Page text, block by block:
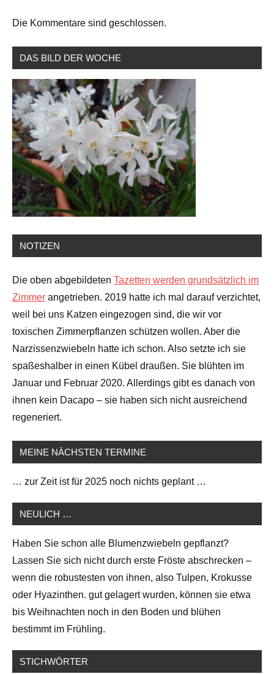
Die Kommentare sind geschlossen.
DAS BILD DER WOCHE
NOTIZEN
Die oben abgebildeten Tazetten werden grundsätzlich im
Zimmer angetrieben. 2019 hatte ich mal darauf verzichtet,
weil bei uns Katzen eingezogen sind, die wir vor
toxischen Zimmerpflanzen schützen wollen. Aber die
Narzissenzwiebeln hatte ich schon. Also setzte ich sie
spaßeshalber in einen Kübel draußen. Sie blühten im
Januar und Februar 2020. Allerdings gibt es danach von
ihnen kein Dacapo – sie haben sich nicht ausreichend
regeneriert.
MEINE NÄCHSTEN TERMINE
… zur Zeit ist für 2025 noch nichts geplant …
NEULICH …
Haben Sie schon alle Blumenzwiebeln gepflanzt?
Lassen Sie sich nicht durch erste Fröste abschrecken –
wenn die robustesten von ihnen, also Tulpen, Krokusse
oder Hyazinthen. gut gelagert wurden, können sie etwa
bis Weihnachten noch in den Boden und blühen
bestimmt im Frühling.
STICHWÖRTER